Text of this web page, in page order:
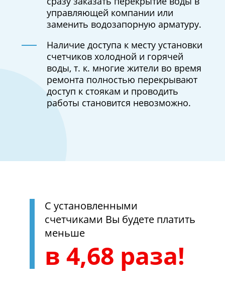
управляющей компании или
заменить водозапорную арматуру.
Наличие доступа к месту установки
счетчиков холодной и горячей
воды, т. к. многие жители во время
ремонта полностью перекрывают
доступ к стоякам и проводить
работы становится невозможно.
С установленными
счетчиками Вы будете платить
меньше
в 4,68 раза!